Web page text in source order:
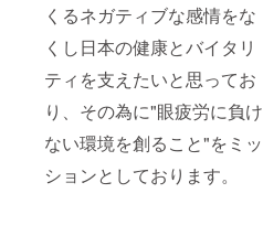
くるネガティブな感情をな
くし日本の健康とバイタリ
ティを支えたいと思ってお
り、その為に"眼疲労に負け
ない環境を創ること"をミッ
ションとしております。